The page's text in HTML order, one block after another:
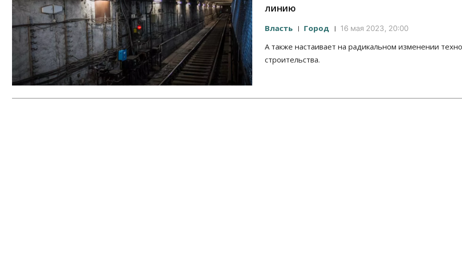
линию
Власть Город 16 мая 2023, 20:00
А также настаивает на радикальном изменении
строительства.